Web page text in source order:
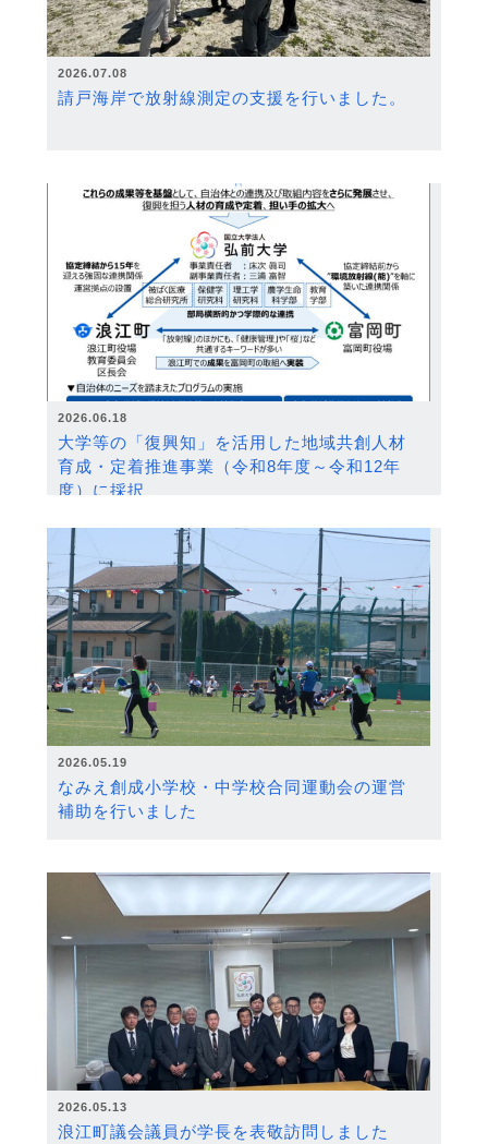
2026.07.08
請戸海岸で放射線測定の支援を行いました。
2026.06.18
大学等の「復興知」を活用した地域共創人材
育成・定着推進事業（令和8年度～令和12年
度）に採択
2026.05.19
なみえ創成小学校・中学校合同運動会の運営
補助を行いました
2026.05.13
浪江町議会議員が学長を表敬訪問しました